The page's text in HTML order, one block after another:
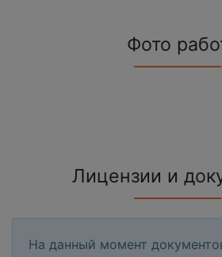
Фото
Лицензии и
На данный момент